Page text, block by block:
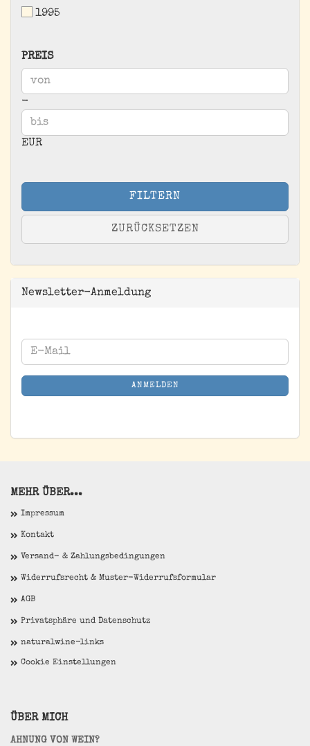
1995
PREIS
PREIS
Preis bis
-
EUR
FILTERN
ZURÜCKSETZEN
Newsletter-Anmeldung
WEITER
ZUR
NEWSLETTER-
ANMELDUNG
E-
Mail
ANMELDEN
MEHR ÜBER...
Impressum
Kontakt
Versand- & Zahlungsbedingungen
Widerrufsrecht & Muster-Widerrufsformular
AGB
Privatsphäre und Datenschutz
naturalwine-links
Cookie Einstellungen
ÜBER MICH
AHNUNG VON WEIN?